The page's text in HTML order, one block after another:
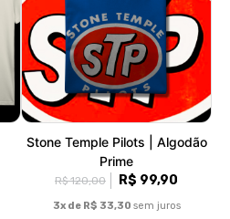
Stone Temple Pilots | Algodão
Prime
R$ 120,00 R$ 99,90
3x de R$ 33,30 sem juros